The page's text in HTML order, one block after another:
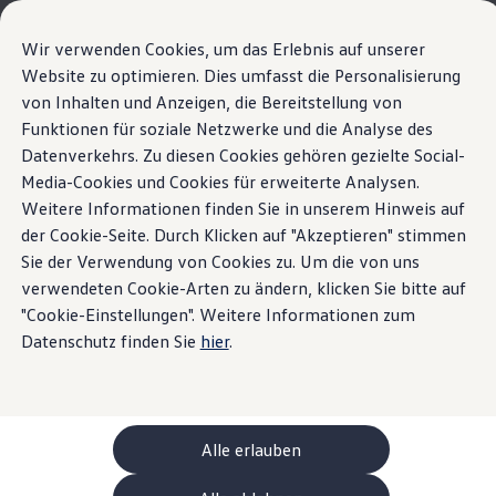
Wir verwenden Cookies, um das Erlebnis auf unserer
Website zu optimieren. Dies umfasst die Personalisierung
von Inhalten und Anzeigen, die Bereitstellung von
Funktionen für soziale Netzwerke und die Analyse des
Datenverkehrs. Zu diesen Cookies gehören gezielte Social-
Media-Cookies und Cookies für erweiterte Analysen.
Weitere Informationen finden Sie in unserem Hinweis auf
der Cookie-Seite. Durch Klicken auf "Akzeptieren" stimmen
Sie der Verwendung von Cookies zu. Um die von uns
verwendeten Cookie-Arten zu ändern, klicken Sie bitte auf
"Cookie-Einstellungen". Weitere Informationen zum
Datenschutz finden Sie hier.
Alle erlauben
Passer
au
contenu
principal
Sauter
au
pied
de
page
Votre configuration
Modèles spéciaux UNITED
Conseil et achat
Offres actuelles
Clients professionnels et gestion de flotte
Véhicules en stock
Occasions
Financement
Calculateur de leasing
Électromobilité
Coûts et financement
Recharge et autonomie
Recharger à domicile
Recharger en déplacement
Simulateur de temps de recharge
Simulateur d’autonomie
ChargeOn
Technologie et batterie
Accueil Volkswagen AG Légal
VolkswagenAG
Mentions légales & texte
juridiques
Vous trouverez ici des informations sur
Volkswagen
Customer Interaction Center (CIC)
Politique d’utilisation des
cookies
votre appareil contenant des informations de configuration.
Les cookies peuvent être classés dans trois catégories